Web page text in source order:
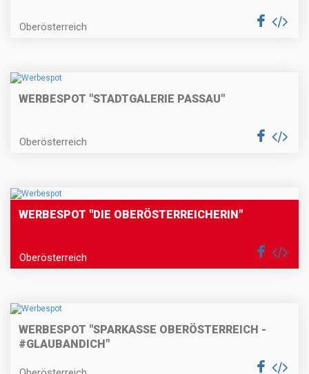
Oberösterreich
WERBESPOT "STADTGALERIE PASSAU"
Oberösterreich
WERBESPOT "DIE OBERÖSTERREICHERIN"
Oberösterreich
WERBESPOT "SPARKASSE OBERÖSTERREICH -
#GLAUBANDICH"